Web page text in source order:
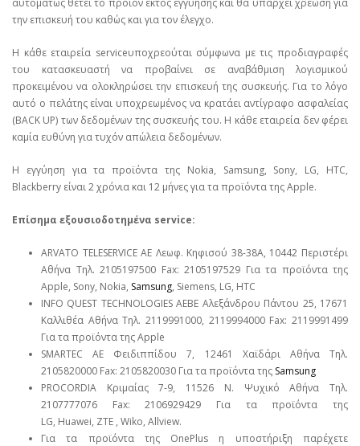
την επισκευή του καθώς και για τον έλεγχο.
Η κάθε εταιρεία serviceυποχρεούται σύμφωνα με τις προδιαγραφές
του κατασκευαστή να προβαίνει σε αναβάθμιση λογισμικού
προκειμένου να ολοκληρώσει την επισκευή της συσκευής. Για το λόγο
αυτό ο πελάτης είναι υποχρεωμένος να κρατάει αντίγραφο ασφαλείας
(BACK UP) των δεδομένων της συσκευής του. Η κάθε εταιρεία δεν φέρει
καμία ευθύνη για τυχόν απώλεια δεδομένων.
Η εγγύηση για τα προϊόντα της Nokia, Samsung, Sony, LG, HTC,
Blackberry είναι 2 χρόνια και 12 μήνες για τα προϊόντα της Apple.
Επίσημα εξουσιοδοτημένα service:
ARVATO TELESERVICE ΑΕ Λεωφ. Κηφισού 38-38Α, 10442 Περιστέρι
Αθήνα Τηλ. 2105197500 Fax: 2105197529 Για τα προϊόντα της
Apple, Sony, Nokia, Samsung, Siemens, LG, HTC
INFO QUEST TECHNOLOGIES ΑΕΒΕ Αλεξάνδρου Πάντου 25, 17671
Καλλιθέα Αθήνα Τηλ. 2119991000, 2119994000 Fax: 2119991499
Για τα προϊόντα της Apple
SMARTEC ΑΕ Φειδιππίδου 7, 12461 Χαϊδάρι Αθήνα Τηλ.
2105820000 Fax: 2105820030 Για τα προϊόντα της Samsung
PROCORDIA Κριμαίας 7-9, 11526 Ν. Ψυχικό Αθήνα Τηλ.
2107777076 Fax: 2106929429 Για τα προϊόντα της
LG, Huawei, ΖΤΕ , Wiko, Allview.
Για τα προϊόντα της OnePlus η υποστήριξη παρέχετε